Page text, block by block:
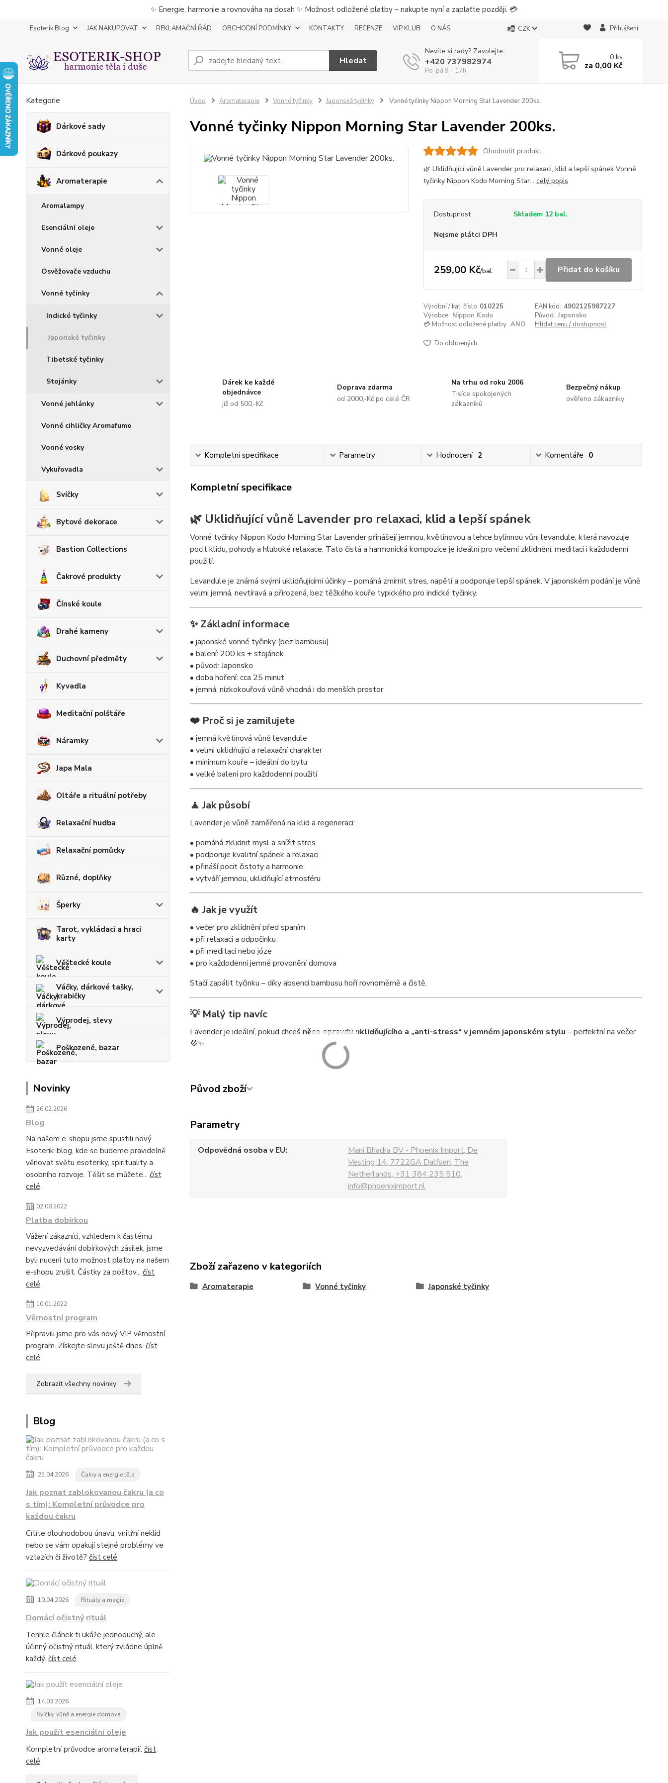
✨ Energie, harmonie a rovnováha na dosah ✨ Možnost odložené platby – nakupte nyní a zaplaťte později. 💳
Esoterik Blog JAK NAKUPOVAT REKLAMAČNÍ ŘÁD OBCHODNÍ PODMÍNKY KONTAKTY RECENZE VIP KLUB O NÁS CZK Přihlášení
Hledat
Nevíte si rady? Zavolejte.
+420 737982974
Po-pá 9 - 17h
0ks
za 0,00 Kč
Kategorie
Dárkové sady
Dárkové poukazy
Aromaterapie
Aromalampy
Esenciální oleje
Vonné oleje
Osvěžovače vzduchu
Vonné tyčinky
Indické tyčinky
Japonské tyčinky
Tibetské tyčinky
Stojánky
Vonné jehlánky
Vonné cihličky Aromafume
Vonné vosky
Vykuřovadla
Svíčky
Bytové dekorace
Bastion Collections
Čakrové produkty
Čínské koule
Drahé kameny
Duchovní předměty
Kyvadla
Meditační polštáře
Náramky
Japa Mala
Oltáře a rituální potřeby
Relaxační hudba
Relaxační pomůcky
Různé, doplňky
Šperky
Tarot, vykládací a hrací
karty
Věštecké koule
Váčky, dárkové tašky,
krabičky
Výprodej, slevy
Poškozené, bazar
Novinky
26.02.2026
Blog
Na našem e-shopu jsme spustili nový
Esoterik-blog, kde se budeme pravidelně
věnovat světu esoteriky, spirituality a
osobního rozvoje. Těšit se můžete... číst
celé
02.08.2022
Platba dobírkou
Vážení zákazníci, vzhledem k častému
nevyzvedávání dobírkových zásilek, jsme
byli nuceni tuto možnost platby na našem
e-shopu zrušit. Částky za poštov... číst
celé
10.01.2022
Věrnostní program
Připravili jsme pro vás nový VIP věrnostní
program. Získejte slevu ještě dnes. číst
celé
Zobrazit všechny novinky
Blog
25.04.2026 Čakry a energie těla
Jak poznat zablokovanou čakru (a co
s tím): Kompletní průvodce pro
každou čakru
Cítíte dlouhodobou únavu, vnitřní neklid
nebo se vám opakují stejné problémy ve
vztazích či životě? číst celé
10.04.2026 Rituály a magie
Domácí očistný rituál
Tenhle článek ti ukáže jednoduchý, ale
účinný očistný rituál, který zvládne úplně
každý. číst celé
14.03.2026
Svíčky, vůně a energie domova
Jak použít esenciální oleje
Kompletní průvodce aromaterapií. číst
celé
Úvod Aromaterapie Vonné tyčinky Japonské tyčinky Vonné tyčinky Nippon Morning Star Lavender 200ks.
Vonné tyčinky Nippon Morning Star Lavender 200ks.
Ohodnotit produkt
🌿 Uklidňující vůně Lavender pro relaxaci, klid a lepší spánek Vonné
tyčinky Nippon Kodo Morning Star... celý popis
Dostupnost Skladem 12 bal.
Nejsme plátci DPH
259,00 Kč/bal. Přidat do košíku
Výrobní / kat. číslo 010225 EAN kód: 4902125987227
Výrobce: Nippon Kodo Původ: Japonsko
💳 Možnost odložené platby: ANO Hlídat cenu / dostupnost
Do oblíbených
Dárek ke každé
objednávce
již od 500,-Kč
Doprava zdarma
od 2000,-Kč po celé ČR
Na trhu od roku 2006
Tisíce spokojených
zákazníků
Bezpečný nákup
ověřeno zákazníky
Kompletní specifikace Parametry Hodnocení 2 Komentáře 0
Kompletní specifikace
🌿 Uklidňující vůně Lavender pro relaxaci, klid a lepší spánek
Vonné tyčinky Nippon Kodo Morning Star Lavender přinášejí jemnou, květinovou a lehce bylinnou vůni levandule, která navozuje
pocit klidu, pohody a hluboké relaxace. Tato čistá a harmonická kompozice je ideální pro večerní zklidnění, meditaci i každodenní
použití.
Levandule je známá svými uklidňujícími účinky – pomáhá zmírnit stres, napětí a podporuje lepší spánek. V japonském podání je vůně
velmi jemná, nevtíravá a přirozená, bez těžkého kouře typického pro indické tyčinky.
✨ Základní informace
• japonské vonné tyčinky (bez bambusu)
• balení: 200 ks + stojánek
• původ: Japonsko
• doba hoření: cca 25 minut
• jemná, nízkokouřová vůně vhodná i do menších prostor
❤️ Proč si je zamilujete
• jemná květinová vůně levandule
• velmi uklidňující a relaxační charakter
• minimum kouře – ideální do bytu
• velké balení pro každodenní použití
🧘 Jak působí
Lavender je vůně zaměřená na klid a regeneraci:
• pomáhá zklidnit mysl a snížit stres
• podporuje kvalitní spánek a relaxaci
• přináší pocit čistoty a harmonie
• vytváří jemnou, uklidňující atmosféru
🔥 Jak je využít
• večer pro zklidnění před spaním
• při relaxaci a odpočinku
• při meditaci nebo józe
• pro každodenní jemné provonění domova
Stačí zapálit tyčinku – díky absenci bambusu hoří rovnoměrně a čistě.
💡 Malý tip navíc
Lavender je ideální, pokud chceš něco opravdu uklidňujícího a „anti-stress“ v jemném japonském stylu – perfektní na večer
💜✨
Původ zboží
Parametry
Odpovědná osoba v EU
Mani Bhadra BV - Phoenix Import, De
Vesting 14, 7722GA Dalfsen, The
Netherlands, +31 384 235 510,
info@phoeniximport.nl
Zboží zařazeno v kategoriích
Aromaterapie Vonné tyčinky Japonské tyčinky